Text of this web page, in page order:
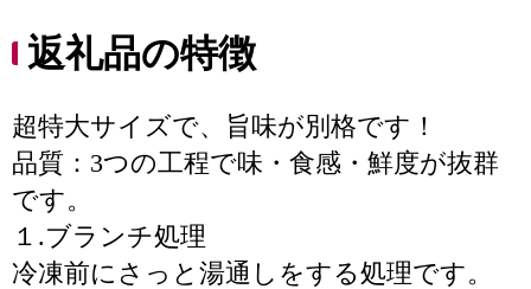
返礼品の特徴
超特大サイズで、旨味が別格です！
品質：3つの工程で味・食感・鮮度が抜群
です。
１.ブランチ処理
冷凍前にさっと湯通しをする処理です。